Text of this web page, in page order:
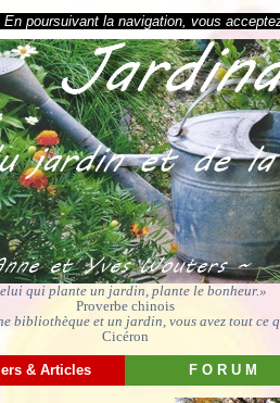
poursuivant la navigation, vous
qui plante un jardin, plante le bonheur.»
Proverbe chinois
bibliothèque et un jardin, vous avez tout ce
Cicéron
& Articles F O R U M